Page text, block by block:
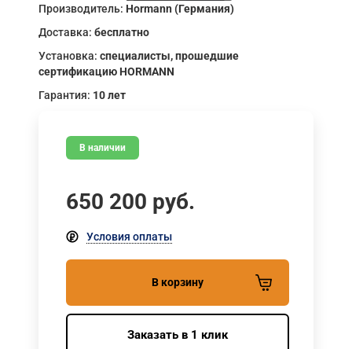
Производитель: Hormann (Германия)
Доставка: бесплатно
Установка: специалисты, прошедшие
сертификацию HORMANN
Гарантия: 10 лет
В наличии
650 200 руб.
Условия оплаты
В корзину
Заказать в 1 клик